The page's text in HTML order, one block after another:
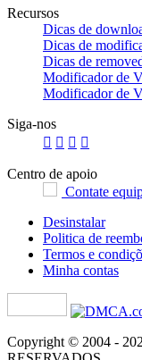
Recursos
Dicas de
Dicas de
Dicas de
Modificador de
Modificador de
Siga-nos
   
Centro de apoio
Contate
Desinstalar
Politica de
Termos e
Minha contas
Copyright © 2004 -